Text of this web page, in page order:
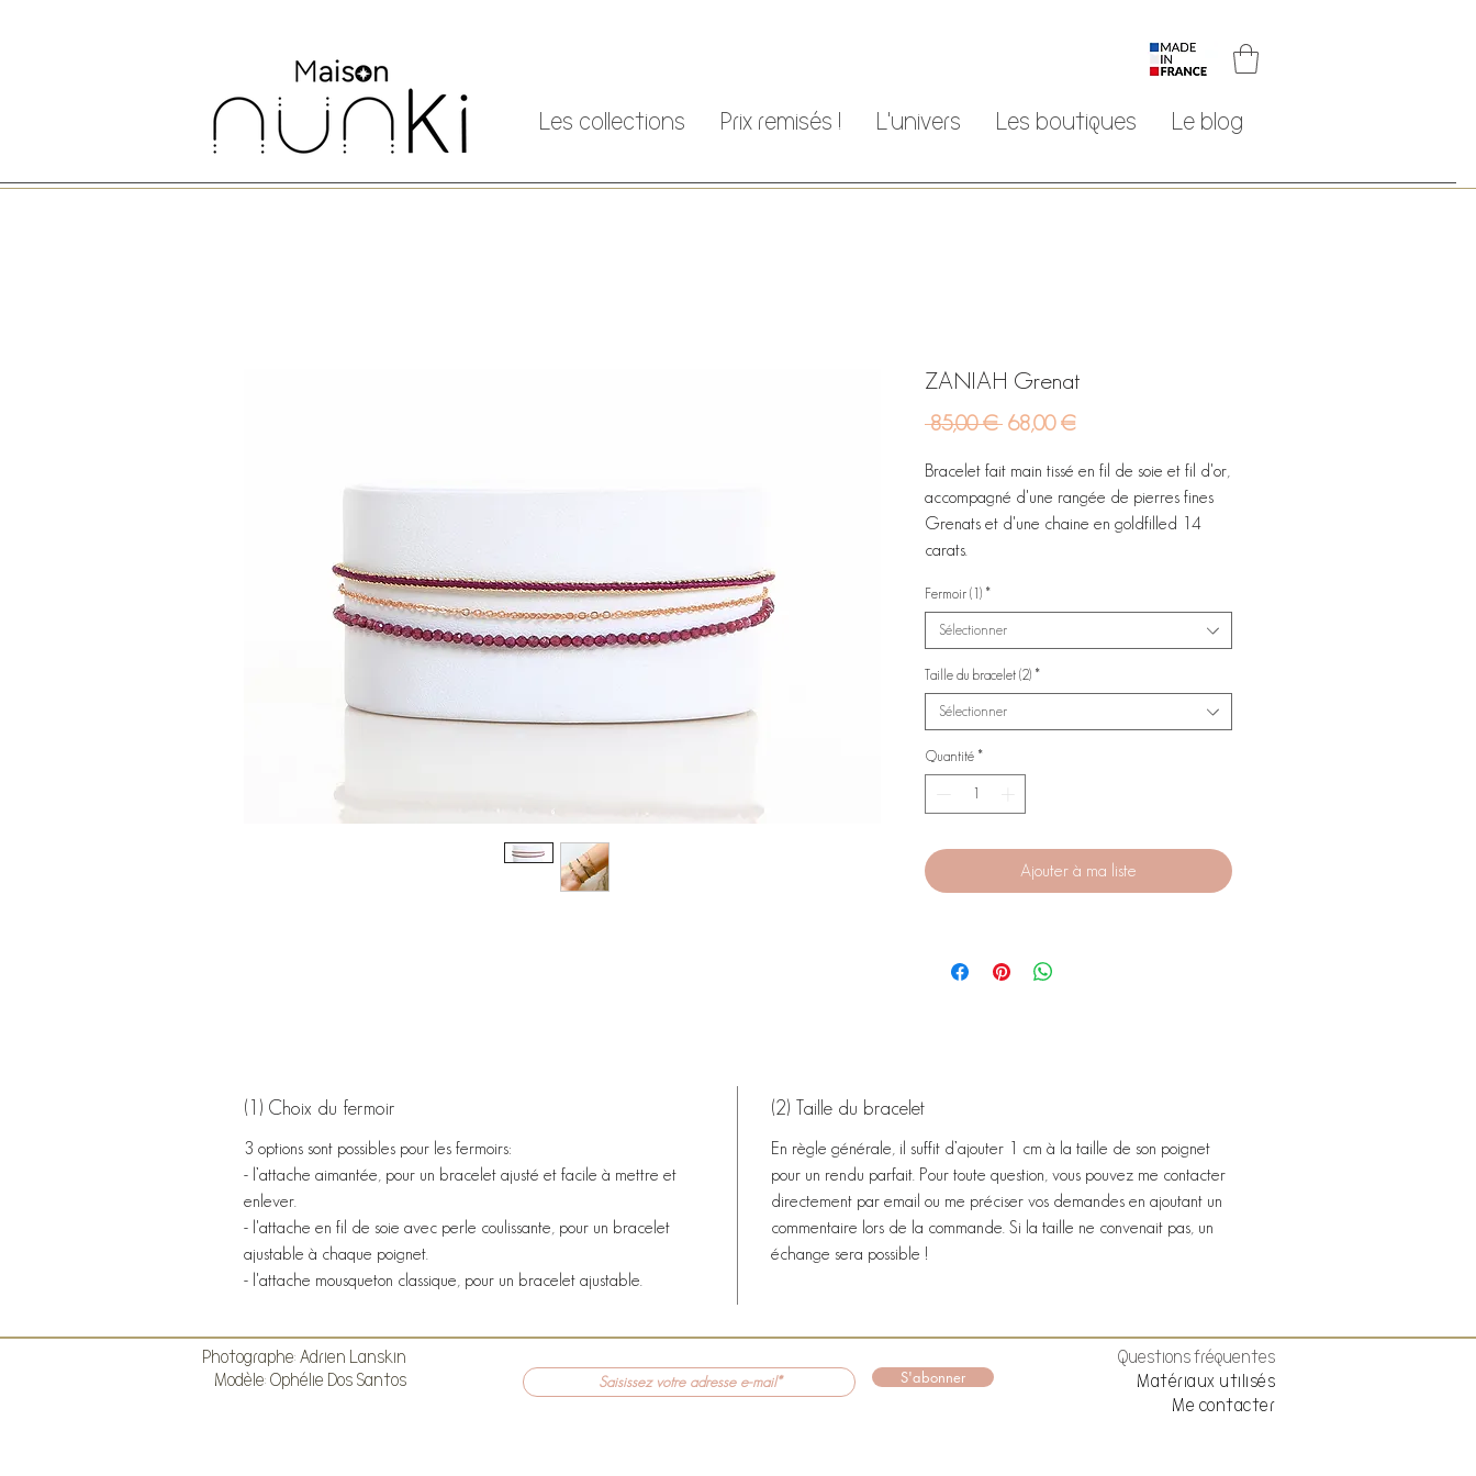
Les collections Prix remisés ! L'univers Les boutiques Le blog
ZANIAH Grenat
85,00 € Prix
68,00 €Prix
Bracelet fait main tissé en fil de soie et fil d'or,
accompagné d'une rangée de pierres fines
Grenats et d'une chaine en goldfilled 14
carats.
Fermoir (1) *
Sélectionner
Taille du bracelet (2) *
Sélectionner
Quantité *
Ajouter à ma liste
(1) Choix du fermoir
3 options sont possibles pour les fermoirs:​
- l’attache aimantée, pour un bracelet ajusté et facile à mettre et
enlever.​
- l'attache en fil de soie avec perle coulissante, pour un bracelet
ajustable à chaque poignet.​
- l'attache mousqueton classique, pour un bracelet ajustable.
(2) Taille du bracelet
En règle générale, il suffit d’ajouter 1 cm à la taille de son poignet
pour un rendu parfait. Pour toute question, vous pouvez me contacter
directement par email ou me préciser vos demandes en ajoutant un
commentaire lors de la commande. Si la taille ne convenait pas, un
échange sera possible !
Photographe: Adrien Lanskin
Modèle: Ophélie Dos Santos
S'abonner
Questions fréquentes
Matériaux utilisés
Me contacter